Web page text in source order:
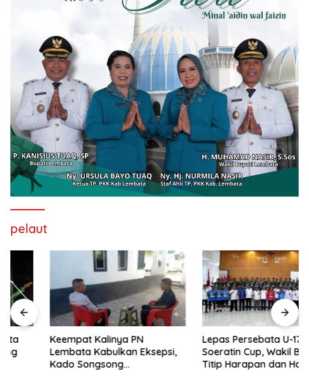
pelaut
Keempat Kalinya PN
Lembata Kabulkan Eksepsi,
Kado Songsong
Lepas Persebata U-17 ke
Soeratin Cup, Wakil Bupati
Titip Harapan dan Harga Diri